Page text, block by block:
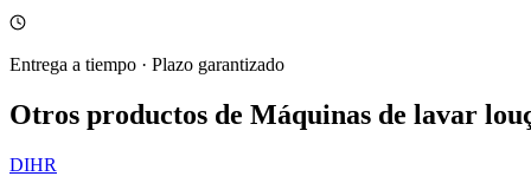
Entrega a tiempo · Plazo garantizado
Otros productos de Máquinas de lavar
DIHR